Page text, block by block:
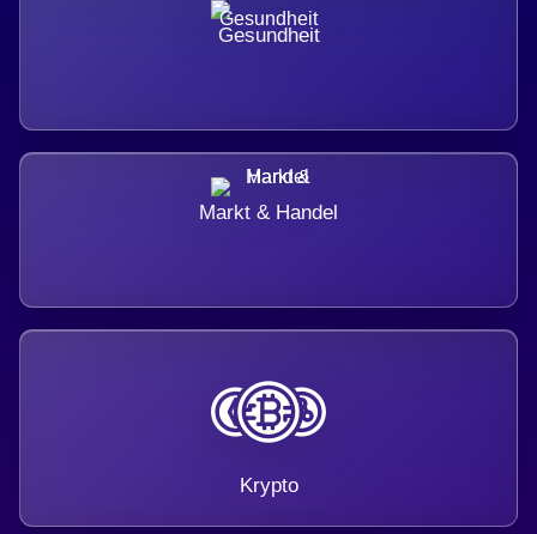
Gesundheit
Markt & Handel
Krypto